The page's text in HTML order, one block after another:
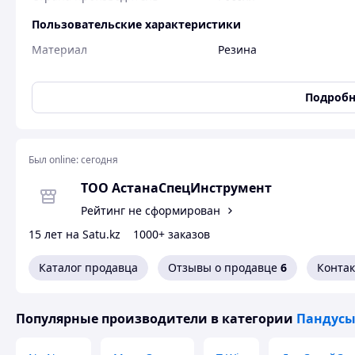
Пользовательские характеристики
Материал
Резина
Пандус резиновый пороговый 40х1000х400 мм
Пандус резиновый пороговый изготовлен из каучука
одновременно плотно прилегает к бордюру, порогу
переход. Резиновые пандусы абсолютно мобильны и
Был online:сегодня
ТОО АстанаСпецИнструмент
Рейтинг не сформирован
15 лет на Satu.kz
1000+ заказов
Каталог продавца Отзывы о продавце 6
Популярные производители в категории